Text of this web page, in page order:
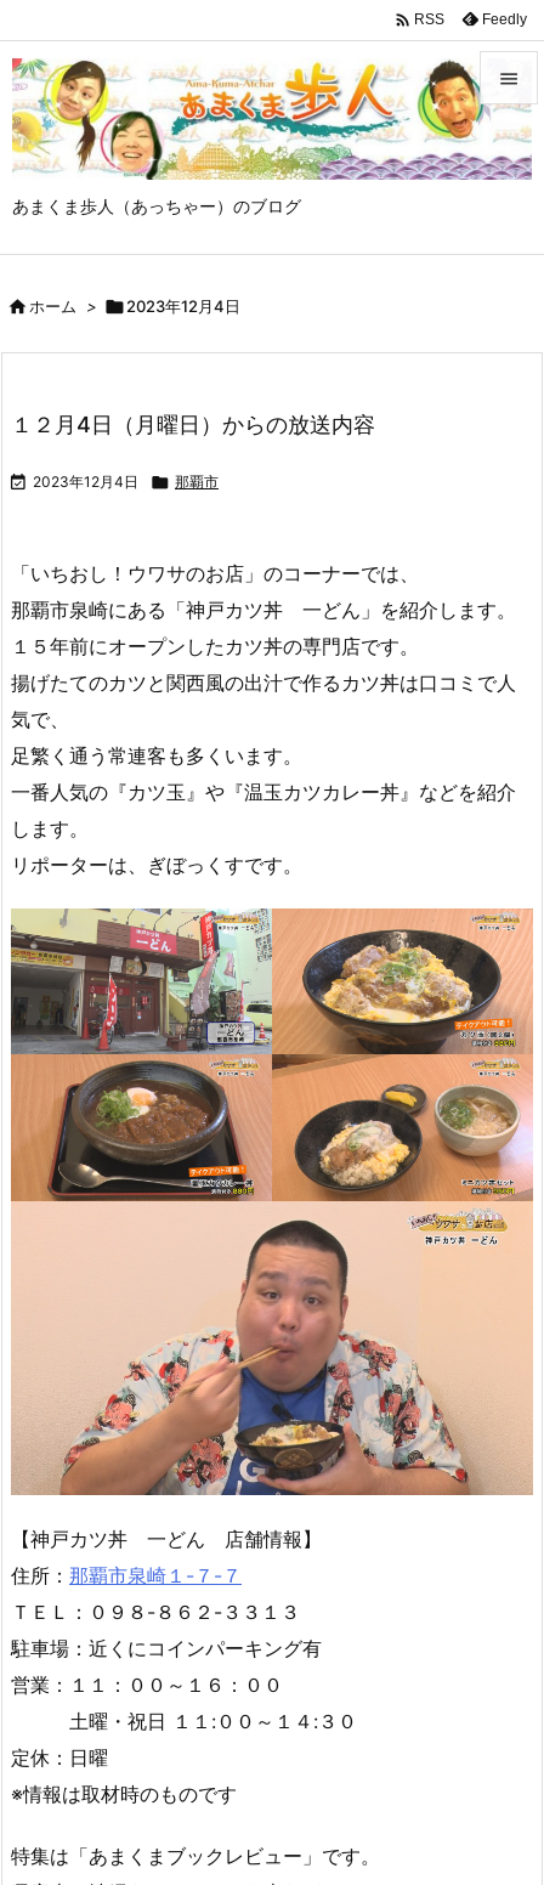
あまくま歩人（あっちゃー）のブログ


メニュ

 RSS Feedly
ホーム > 2023年12月4日
１２月4日（月曜日）からの放送内容
 2023年12月4日  那覇市
「いちおし！ウワサのお店」のコーナーでは、
那覇市泉崎にある「神戸カツ丼 一どん」を紹介します。
１５年前にオープンしたカツ丼の専門店です。
揚げたてのカツと関西風の出汁で作るカツ丼は口コミで人
気で、
足繁く通う常連客も多くいます。
一番人気の『カツ玉』や『温玉カツカレー丼』などを紹介
します。
リポーターは、ぎぼっくすです。
【神戸カツ丼 一どん 店舗情報】
住所： 那覇市泉崎１-７-７
ＴＥＬ：０９８-８６２-３３１３
駐車場：近くにコインパーキング有
営業：１１：００～１６：００
土曜・祝日 １１:００～１４:３０
定休：日曜
※情報は取材時のものです
特集は「あまくまブックレビュー」です。